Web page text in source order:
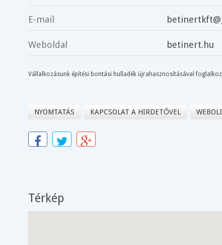
E-mail
Weboldal betinert.hu
Vállalkozásunk építési bontási hulladék újrahasznosításával
NYOMTATÁS KAPCSOLAT A HIRDETŐVEL
Térkép